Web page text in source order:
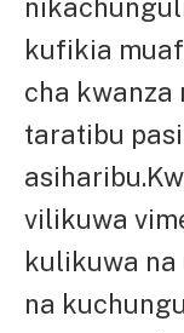
kufikia
cha kwanza
taratibu
vilikuwa
kulikuwa na
na